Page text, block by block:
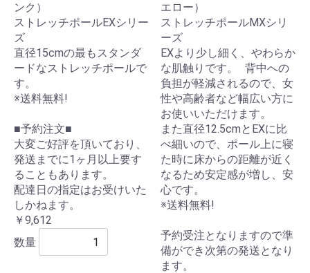
ンク）
ストレッチポールEXシリー
ズ
直径15cmの最もスタンダ
ードなストレッチポールで
す。
※送料無料!
■予約注文■
大変ご好評を頂いており、
発送までに1ヶ月以上要す
ることもあります。
配達日の指定はお受けいた
しかねます。
￥9,612
数量
エロー）
ストレッチポールMXシリ
ーズ
EXより少し細く、やわらか
な肌触りです。 背中への
負担が軽減されるので、女
性や高齢者など幅広い方に
お使いいただけます。
また直径12.5cmとEXに比
べ細いので、ポール上に寝
た時に床からの距離が近く
なるため安定感が増し、安
心です。
※送料無料!
予約受注となりますので準
備ができ次第の発送となり
ます。